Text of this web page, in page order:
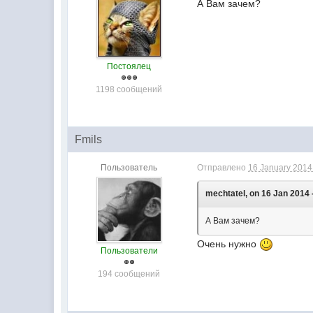
Постоялец
1198 сообщений
А Вам зачем?
Fmils
Пользователь
Пользователи
194 сообщений
Отправлено 16 January
mechtatel, on 16 Jan 2014
А Вам зачем?
Очень нужно